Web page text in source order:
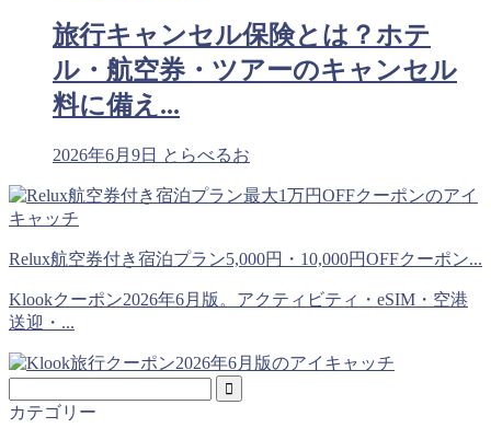
旅行キャンセル保険とは？ホテ
ル・航空券・ツアーのキャンセル
料に備え...
2026年6月9日 とらべるお
Relux航空券付き宿泊プラン5,000円・10,000円OFFクーポン...
Klookクーポン2026年6月版。アクティビティ・eSIM・空港
送迎・...
カテゴリー